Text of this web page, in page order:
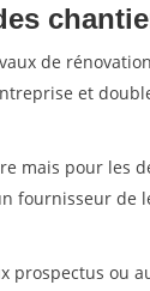
de
et
mais pour les
fournisseur de
prospectus ou